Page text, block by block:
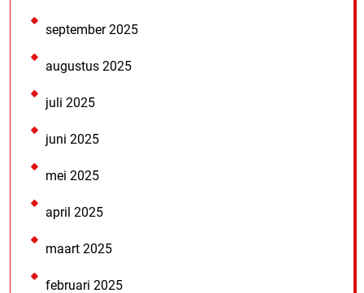
september 2025
augustus 2025
juli 2025
juni 2025
mei 2025
april 2025
maart 2025
februari 2025